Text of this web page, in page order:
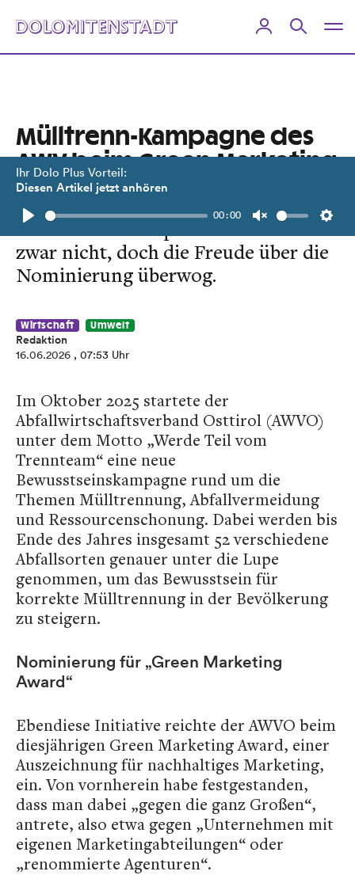
Ihr Dolo Plus Vorteil:
Diesen Artikel jetzt anhören
Play
00:00
Unmute
Mülltrenn-Kampagne des
AWV beim Green Marketing
Award
Für einen Podestplatz reichte es
zwar nicht, doch die Freude über die
Nominierung überwog.
Wirtschaft Umwelt
Redaktion
16.06.2026 , 07:53 Uhr
Im Oktober 2025 startete der
Abfallwirtschaftsverband Osttirol (AWVO)
unter dem Motto „Werde Teil vom
Trennteam“ eine neue
Bewusstseinskampagne rund um die
Themen Mülltrennung, Abfallvermeidung
und Ressourcenschonung. Dabei werden bis
Ende des Jahres insgesamt 52 verschiedene
Abfallsorten genauer unter die Lupe
genommen, um das Bewusstsein für
korrekte Mülltrennung in der Bevölkerung
zu steigern.
Nominierung für „Green Marketing
Award“
Ebendiese Initiative reichte der AWVO beim
diesjährigen Green Marketing Award, einer
Auszeichnung für nachhaltiges Marketing,
ein. Von vornherein habe festgestanden,
dass man dabei „gegen die ganz Großen“,
antrete, also etwa gegen „Unternehmen mit
eigenen Marketingabteilungen“ oder
„renommierte Agenturen“.